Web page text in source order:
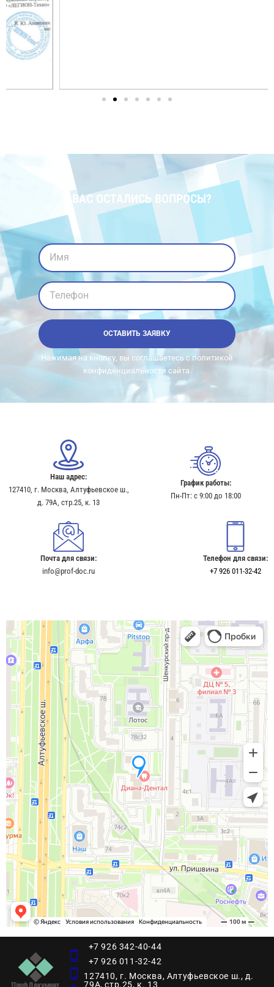
У ВАС ОСТАЛИСЬ ВОПРОСЫ?
Имя
Телефон
ОСТАВИТЬ ЗАЯВКУ
Нажимая на кнопку, вы соглашаетесь с политикой
конфиденциальности сайта
Наш адрес:
127410, г. Москва, Алтуфьевское ш.,
д. 79А, стр.25, к. 13​
График работы:
Пн-Пт: с 9:00 до 18:00
Почта для связи:
info@prof-doc.ru
Телефон для связи:
+7 926 011-32-42
+7 926 342-40-44
+7 926 011-32-42
127410, г. Москва, Алтуфьевское ш., д.
79А, стр.25, к. 13​